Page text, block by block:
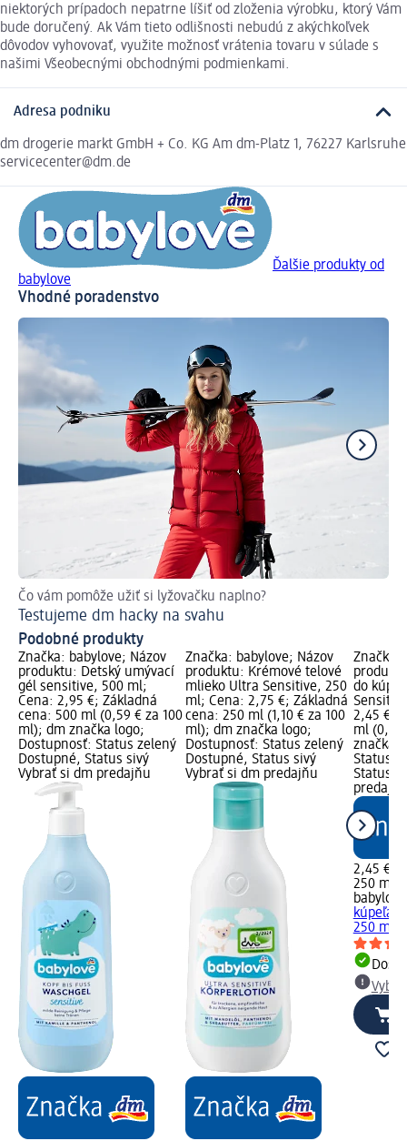
niektorých prípadoch nepatrne líšiť od zloženia výrobku, ktorý Vám
bude doručený. Ak Vám tieto odlišnosti nebudú z akýchkoľvek
dôvodov vyhovovať, využite možnosť vrátenia tovaru v súlade s
našimi Všeobecnými obchodnými podmienkami.
Adresa podniku
dm drogerie markt GmbH + Co. KG Am dm-Platz 1, 76227 Karlsruhe
servicecenter@dm.de
Ďalšie produkty od
babylove
Vhodné poradenstvo
Čo vám pomôže užiť si lyžovačku naplno?
Testujeme dm hacky na svahu
Podobné produkty
Značka: babylove; Názov
produktu: Detský umývací
gél sensitive, 500 ml;
Cena: 2,95 €; Základná
cena: 500 ml (0,59 € za 100
ml); dm značka logo;
Dostupnosť: Status zelený
Dostupné, Status sivý
Vybrať si dm predajňu
Značka: babylove; Názov
produktu: Krémové telové
mlieko Ultra Sensitive, 250
ml; Cena: 2,75 €; Základná
cena: 250 ml (1,10 € za 100
ml); dm značka logo;
Dostupnosť: Status zelený
Dostupné, Status sivý
Vybrať si dm predajňu
Značka:
do
2,45 €;
ml (0,98
značka
Status
Status
predajňu
2,45 €
250 ml
babylove
kúpeľa
250 ml